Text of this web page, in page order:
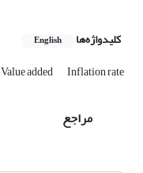
کلیدواژه‌ها English
Value added Inflation rate
مراجع